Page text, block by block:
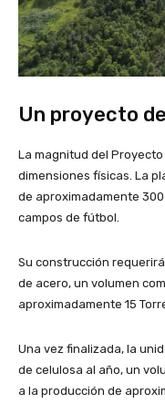
Un proyecto
La magnitud del
dimensiones físicas. La
de aproximadamente
campos de fútbol.
Su construcción
de acero, un volumen
aproximadamente 15
Una vez finalizada, la
de celulosa al año, un
a la producción de